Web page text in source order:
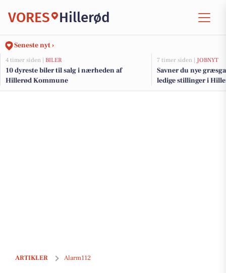
VORES Hillerød
Seneste nyt ›
4 timer siden | BILER
10 dyreste biler til salg i nærheden af
Hillerød Kommune
7 timer siden | JOBNYT
Savner du nye
ledige stillinger i
ARTIKLER Alarm112
Politiet finder euforiserende stoffer på Kongens Vænge i Hillerød